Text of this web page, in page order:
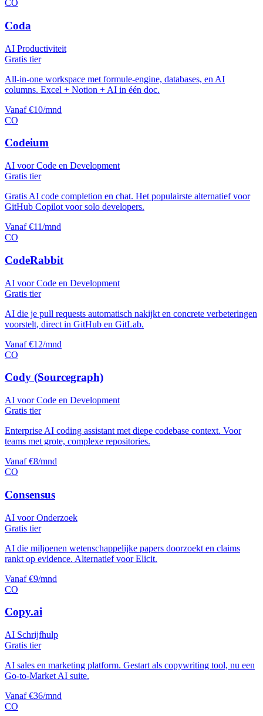
CO
Coda
AI Productiviteit
Gratis tier
All-in-one workspace met formule-engine, databases, en AI
columns. Excel + Notion + AI in één doc.
Vanaf €10/mnd
CO
Codeium
AI voor Code en Development
Gratis tier
Gratis AI code completion en chat. Het populairste alternatief voor
GitHub Copilot voor solo developers.
Vanaf €11/mnd
CO
CodeRabbit
AI voor Code en Development
Gratis tier
AI die je pull requests automatisch nakijkt en concrete verbeteringen
voorstelt, direct in GitHub en GitLab.
Vanaf €12/mnd
CO
Cody (Sourcegraph)
AI voor Code en Development
Gratis tier
Enterprise AI coding assistant met diepe codebase context. Voor
teams met grote, complexe repositories.
Vanaf €8/mnd
CO
Consensus
AI voor Onderzoek
Gratis tier
AI die miljoenen wetenschappelijke papers doorzoekt en claims
rankt op evidence. Alternatief voor Elicit.
Vanaf €9/mnd
CO
Copy.ai
AI Schrijfhulp
Gratis tier
AI sales en marketing platform. Gestart als copywriting tool, nu een
Go-to-Market AI suite.
Vanaf €36/mnd
CO